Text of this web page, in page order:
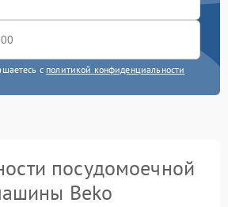
с политикой конфиденциальности
посудомоечной
Beko